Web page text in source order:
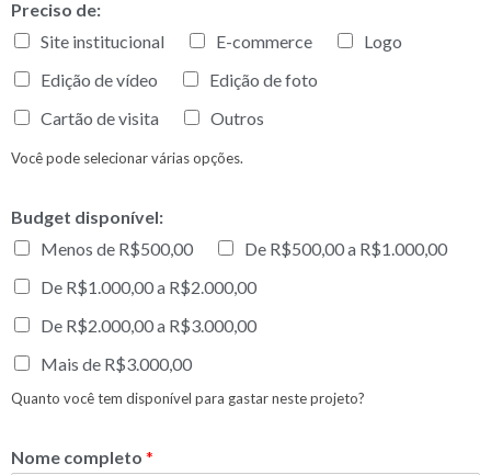
Preciso de:
Site institucional
E-commerce
Logo
Edição de vídeo
Edição de foto
Cartão de visita
Outros
Você pode selecionar várias opções.
Budget disponível:
Menos de R$500,00
De R$500,00 a R$1.000,00
De R$1.000,00 a R$2.000,00
De R$2.000,00 a R$3.000,00
Mais de R$3.000,00
Quanto você tem disponível para gastar neste projeto?
Nome completo *